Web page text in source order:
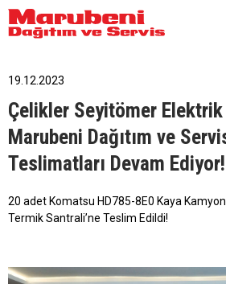
19.12.2023
Çelikler Seyitömer Elektrik
Marubeni Dağıtım ve
Teslimatları Devam Ediyor!
20 adet Komatsu HD785-8E0 Kaya
Termik Santrali’ne Teslim Edildi!